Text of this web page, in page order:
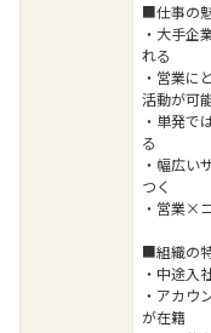
■仕事の
・大手企
れる
・営業に
活動が可
・単発で
る
・幅広い
つく
・営業×
■組織の
・中途入
・アカウ
が在籍